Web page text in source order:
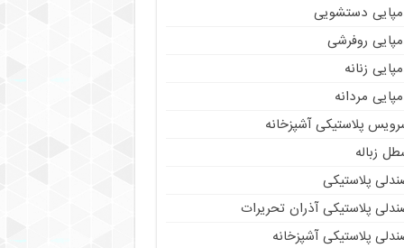
دستشویی
روفرشی
زنانه
مردانه
پلاستیکی آشپزخانه
زباله
پلاستیکی
پلاستیکی آذران تحریرات
پلاستیکی آشپزخانه